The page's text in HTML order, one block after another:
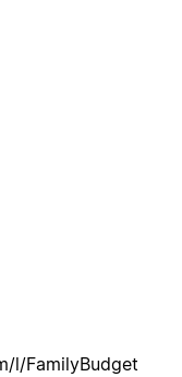
l/FamilyBudget